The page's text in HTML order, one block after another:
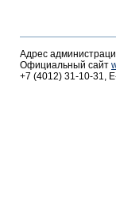
Адрес
Официальный сайт
+7 (4012) 31-10-31,